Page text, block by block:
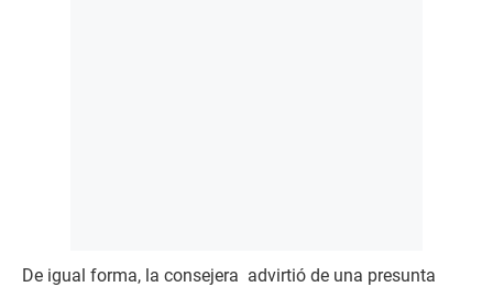
De igual forma, la consejera advirtió de una presunta